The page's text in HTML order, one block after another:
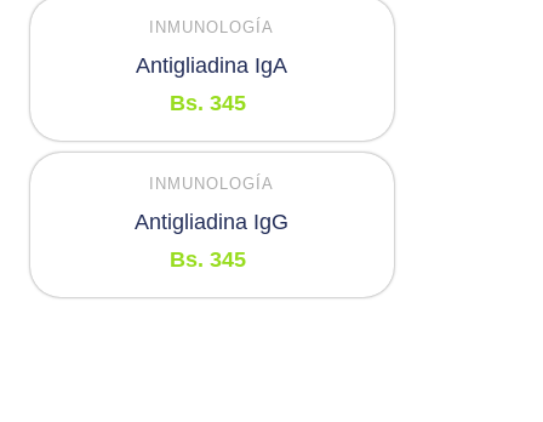
INMUNOLOGÍA
Antigliadina IgA
Bs. 345
INMUNOLOGÍA
Antigliadina IgG
Bs. 345